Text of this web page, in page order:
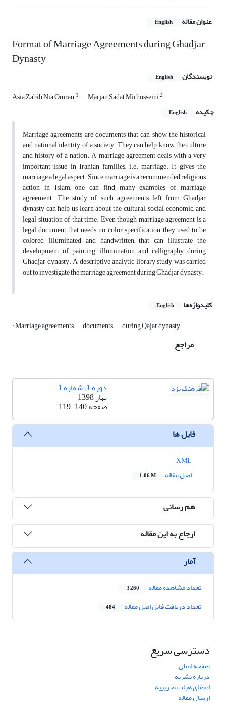
عنوان مقاله English
Format of Marriage Agreements during Ghadjar
Dynasty
نویسندگان English
Asia Zabih Nia Omran,1 Marjan Sadat Mirhosseini2
چکیده English
Marriage agreements are documents that can show the historical
and national identity of a society. They can help know the culture
and history of a nation. A marriage agreement deals with a very
important issue in Iranian families, i.e. marriage. It gives the
marriage a legal aspect. Since marriage is a recommended religious
action in Islam, one can find many examples of marriage
agreement. The study of such agreements left from Ghadjar
dynasty can help us learn about the cultural, social, economic, and
legal situation of that time. Even though marriage agreement is a
legal document that needs no color specification, they used to be
colored, illuminated and handwritten, that can illustrate the
development of painting, illumination and calligraphy during
Ghadjar dynasty. A descriptive analytic library study was carried
out to investigate the marriage agreement during Ghadjar dynasty.
کلیدواژه‌ها English
: Marriage agreements documents during Qajar dynasty
مراجع
دوره 1، شماره 1
بهار 1398
صفحه119-140
فایل ها
اصل مقاله
1.06 M
هم رسانی
ارجاع به این مقاله
آمار
تعداد مشاهده مقاله 3,260
تعداد دریافت فایل اصل مقاله 484
دسترسی سریع
صفحه اصلی
درباره نشریه
اعضای هیات تحریریه
ارسال مقاله